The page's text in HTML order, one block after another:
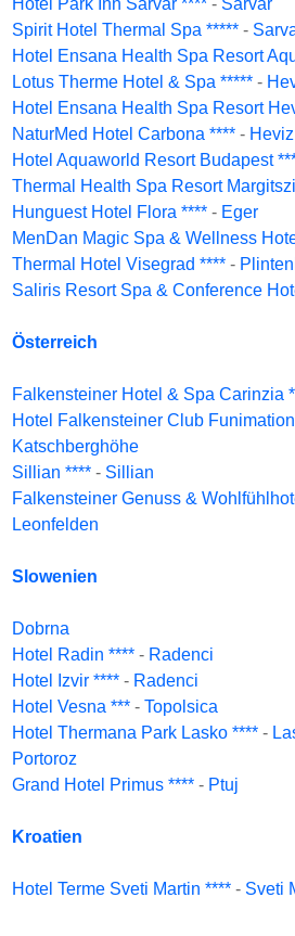
Spirit Hotel Thermal Spa ***** -
Hotel Ensana Health Spa Resort
Lotus Therme Hotel & Spa ***** -
Hotel Ensana Health Spa Resort
NaturMed Hotel Carbona **** - Heviz
Hotel Aquaworld Resort Budapest
Thermal Health Spa Resort
Hunguest Hotel Flora **** - Eger
MenDan Magic Spa & Wellness
Thermal Hotel Visegrad **** -
Saliris Resort Spa & Conference
Österreich
Falkensteiner Hotel & Spa Carinzia
Hotel Falkensteiner Club
Katschberghöhe
Sillian **** - Sillian
Falkensteiner Genuss &
Leonfelden
Slowenien
Dobrna
Hotel Radin **** - Radenci
Hotel Izvir **** - Radenci
Hotel Vesna *** - Topolsica
Hotel Thermana Park Lasko **** -
Portoroz
Grand Hotel Primus **** - Ptuj
Kroatien
Hotel Terme Sveti Martin **** - Sveti